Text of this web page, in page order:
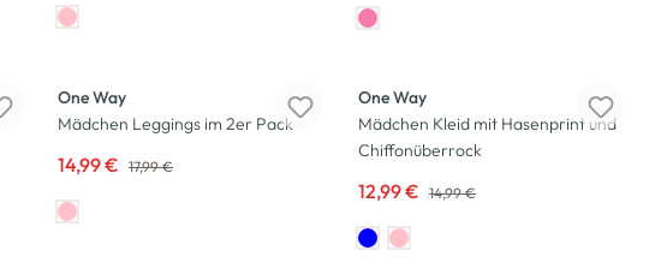
One Way
Mädchen Leggings im 2er Pack
14,99 € 17,99 €
One Way
Mädchen Kleid mit Hasenprint und
Chiffonüberrock
12,99 € 14,99 €